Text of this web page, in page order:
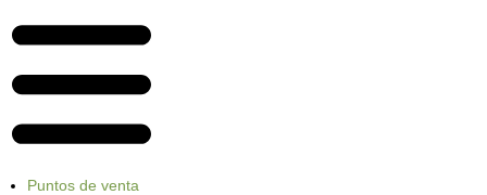
Puntos de venta